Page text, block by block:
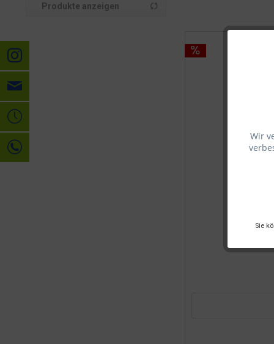
Wir
Sie
Produkte anzeigen